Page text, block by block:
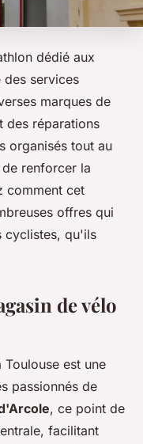
dédié aux
des services
marques de
des réparations
organisés tout au
renforcer la
comment cet
offres qui
cyclistes, qu'ils
de vélo
Toulouse est une
passionnés de
, ce point de
facilitant